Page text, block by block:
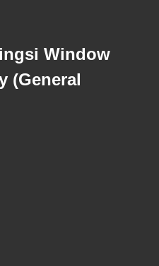
Window
(General